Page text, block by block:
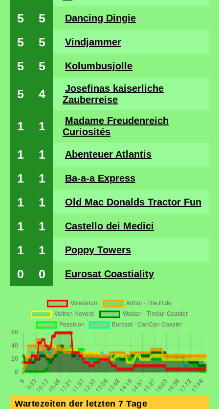
5 5 Dancing Dingie
5 5 Vindjammer
5 5 Kolumbusjolle
5 4
Josefinas kaiserliche
Zauberreise
1 1
Madame Freudenreich
Curiosités
1 1 Abenteuer Atlantis
1 1 Ba-a-a Express
1 1 Old Mac Donalds Tractor Fun
1 1 Castello dei Medici
1 1 Poppy Towers
0 0 Eurosat Coastiality
Wartezeiten der letzten 7 Tage